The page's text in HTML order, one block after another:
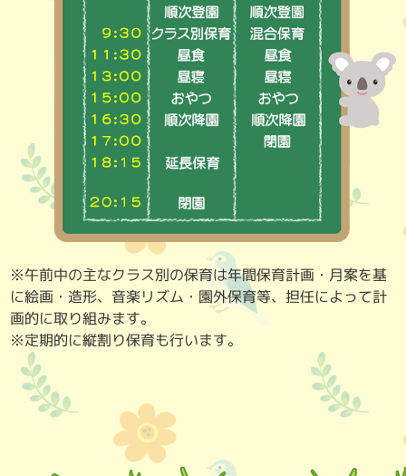
※午前中の主なクラス別の保育は年間保育計画・月案を基
に絵画・造形、音楽リズム・園外保育等、担任によって計
画的に取り組みます。
※定期的に縦割り保育も行います。